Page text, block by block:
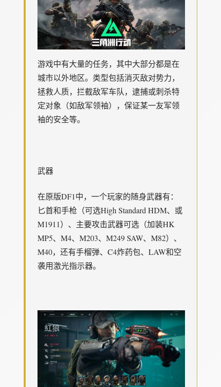
游戏中有大量的任务，其中大部分都是在
城市以外地区。类型包括消灭敌对势力，
拯救人质，拦截敌军车队，逮捕或刺杀特
定对象（如敌军领袖），保证某一友军领
袖的安全等。
武器
在原版DF1中，一个玩家的随身武器有：
匕首和手枪（可选High Standard HDM、或
M1911）、主要攻击武器可选（加装HK
MP5、M4、M203、M249 SAW、M82）、
M40，还有手榴弹、C4炸药包、LAW和空
袭用激光指示器。